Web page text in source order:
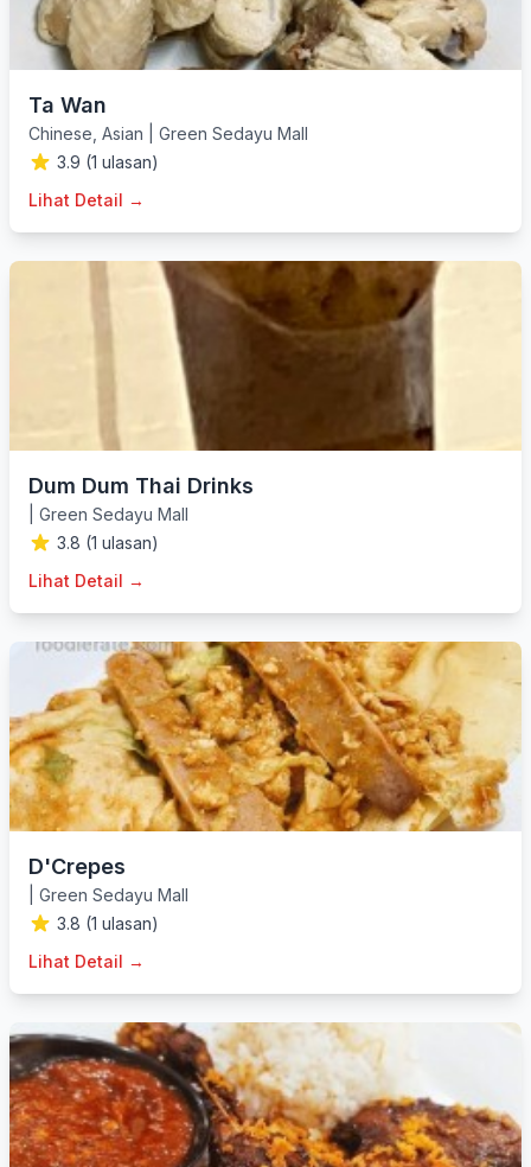
Ta Wan
Chinese Asian
Green Sedayu Mall
3.9 (1 ulasan)
Lihat Detail →
Dum Dum Thai Drinks
Green Sedayu Mall
3.8 (1 ulasan)
Lihat Detail →
D'Crepes
Green Sedayu Mall
3.8 (1 ulasan)
Lihat Detail →